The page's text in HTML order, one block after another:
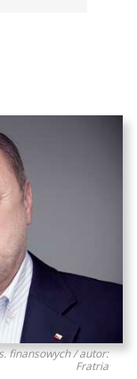
finansowych / autor:
Fratria